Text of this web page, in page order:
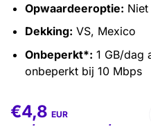
Opwaardeeroptie:
Dekking: VS, Mexico
Onbeperkt*: 1 GB/dag
onbeperkt bij 10 Mbps
€4,8 –€
€4,8 EUR